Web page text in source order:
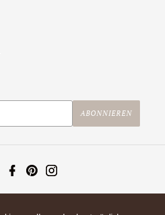
ABONNIEREN
FacebookPinterest